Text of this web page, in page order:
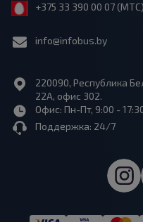
+375 33 390 00 07 (МТС)
info@infobus.by
220090, Республика
22А, офис 302.
Офис: Пн-Пт, 9:00 -
Поддержка: 24/7